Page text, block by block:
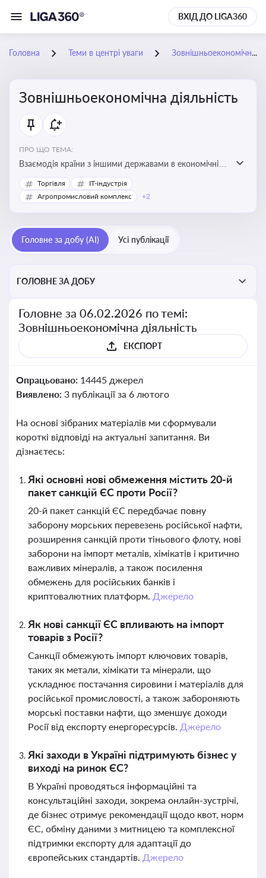
ВХІД ДО LIGA360
Головна Теми в центрі уваги Зовнішньоекономічна діяльність
Зовнішньоекономічна діяльність
ПРО ЩО ТЕМА:
Взаємодія країни з іншими державами в економічній
сфері, включаючи експорт та імпорт товарів і послуг,
міжнародні фінансові операції, інвестиції, торгівлю,
Торгівля
IT-індустрія
Агропромисловий комплекс
+2
Головне за добу (AI) Усі публікації
ГОЛОВНЕ ЗА ДОБУ
Головне за 06.02.2026 по темі:
Зовнішньоекономічна діяльність
ЕКСПОРТ
Опрацьовано: 14445 джерел
Виявлено: 3 публікації за 6 лютого
На основі зібраних матеріалів ми сформували
короткі відповіді на актуальні запитання. Ви
дізнаєтесь:
Які основні нові обмеження містить 20-й
пакет санкцій ЄС проти Росії?
20-й пакет санкцій ЄС передбачає повну
заборону морських перевезень російської нафти,
розширення санкцій проти тіньового флоту, нові
заборони на імпорт металів, хімікатів і критично
важливих мінералів, а також посилення
обмежень для російських банків і
криптовалютних платформ. Джерело
Як нові санкції ЄС впливають на імпорт
товарів з Росії?
Санкції обмежують імпорт ключових товарів,
таких як метали, хімікати та мінерали, що
ускладнює постачання сировини і матеріалів для
російської промисловості, а також забороняють
морські поставки нафти, що зменшує доходи
Росії від експорту енергоресурсів. Джерело
Які заходи в Україні підтримують бізнес у
виході на ринок ЄС?
В Україні проводяться інформаційні та
консультаційні заходи, зокрема онлайн-зустрічі,
де бізнес отримує рекомендації щодо квот, норм
ЄС, обміну даними з митницею та комплексної
підтримки експорту для адаптації до
європейських стандартів. Джерело